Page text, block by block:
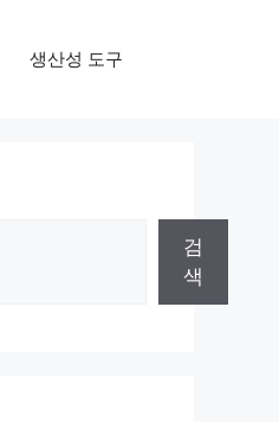
생산성 도구
검
색